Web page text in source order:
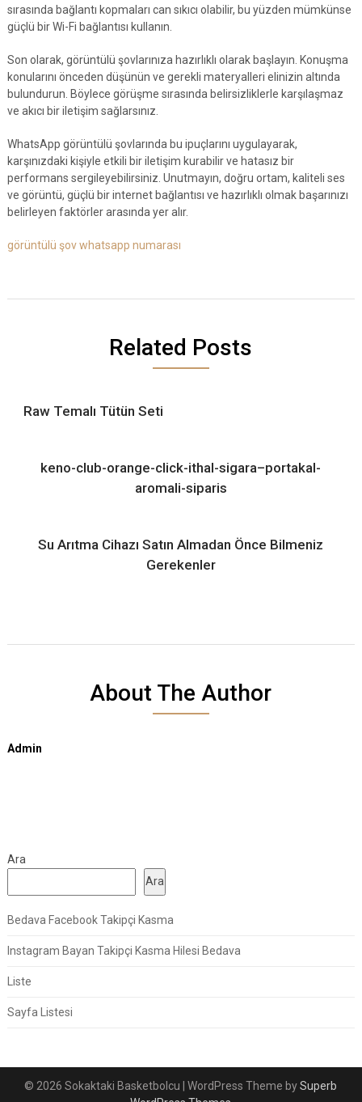
sırasında bağlantı kopmaları can sıkıcı olabilir, bu yüzden mümkünse
güçlü bir Wi-Fi bağlantısı kullanın.
Son olarak, görüntülü şovlarınıza hazırlıklı olarak başlayın. Konuşma
konularını önceden düşünün ve gerekli materyalleri elinizin altında
bulundurun. Böylece görüşme sırasında belirsizliklerle karşılaşmaz
ve akıcı bir iletişim sağlarsınız.
WhatsApp görüntülü şovlarında bu ipuçlarını uygulayarak,
karşınızdaki kişiyle etkili bir iletişim kurabilir ve hatasız bir
performans sergileyebilirsiniz. Unutmayın, doğru ortam, kaliteli ses
ve görüntü, güçlü bir internet bağlantısı ve hazırlıklı olmak başarınızı
belirleyen faktörler arasında yer alır.
görüntülü şov whatsapp numarası
Related Posts
Raw Temalı Tütün Seti
keno-club-orange-click-ithal-sigara–portakal-
aromali-siparis
Su Arıtma Cihazı Satın Almadan Önce Bilmeniz
Gerekenler
About The Author
Admin
Ara
Ara
Bedava Facebook Takipçi Kasma
Instagram Bayan Takipçi Kasma Hilesi Bedava
Liste
Sayfa Listesi
© 2026 Sokaktaki Basketbolcu | WordPress Theme bySuperb